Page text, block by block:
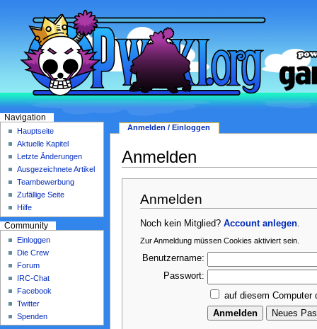
Anmelden
Anmelden
Noch kein Mitglied?Account anlegen
Zur Anmeldung müssen Cookies aktiviert sein.
Benutzername:
Passwort:
auf diesem Computer
Anmelden / Einloggen
Navigation
Hauptseite
Aktuelle Kapitel
Letzte Änderungen
Ausgezeichnete Artikel
Teambewerbung
Zufällige Seite
Hilfe
Community
Einloggen
Die Crew
Forum
IRC-Chat
Facebook
Twitter
Spenden